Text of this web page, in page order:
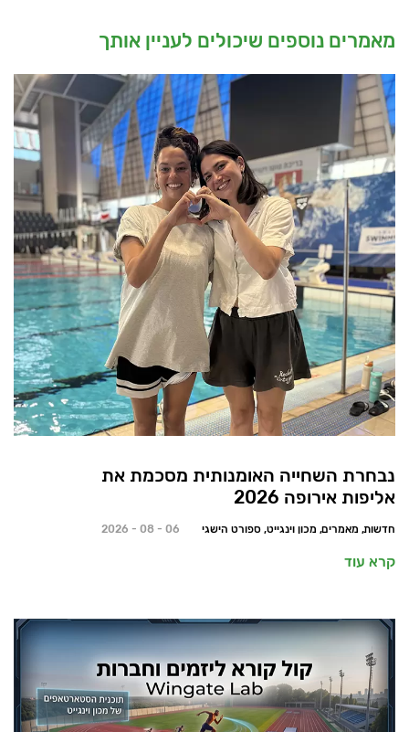
מאמרים נוספים שיכולים לעניין אותך
נבחרת השחייה האומנותית מסכמת את
אליפות אירופה 2026
חדשות, מאמרים, מכון וינגייט, ספורט הישגי 06 - 08 - 2026
קרא עוד